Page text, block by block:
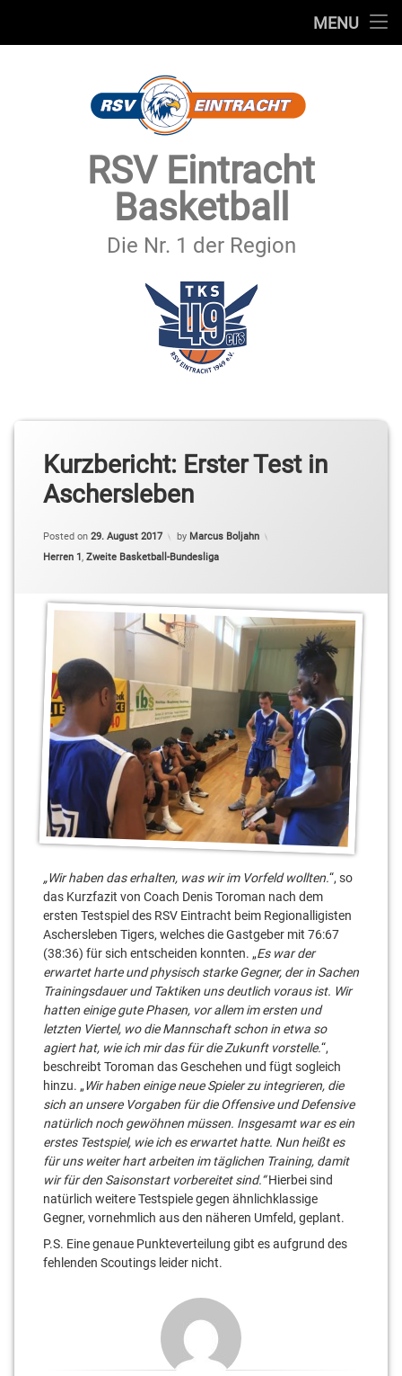
MENU
SECHSTER MANN
IMPRESSUM & DATENSCHUTZ
RSV Eintracht
Basketball
Die Nr. 1 der Region
Kurzbericht: Erster Test in
Aschersleben
Posted on 29. August 2017 by Marcus Boljahn
Categories:
Herren 1, Zweite Basketball-Bundesliga
„Wir haben das erhalten, was wir im Vorfeld wollten.“, so
das Kurzfazit von Coach Denis Toroman nach dem
ersten Testspiel des RSV Eintracht beim Regionalligisten
Aschersleben Tigers, welches die Gastgeber mit 76:67
(38:36) für sich entscheiden konnten. „Es war der
erwartet harte und physisch starke Gegner, der in Sachen
Trainingsdauer und Taktiken uns deutlich voraus ist. Wir
hatten einige gute Phasen, vor allem im ersten und
letzten Viertel, wo die Mannschaft schon in etwa so
agiert hat, wie ich mir das für die Zukunft vorstelle.“,
beschreibt Toroman das Geschehen und fügt sogleich
hinzu. „Wir haben einige neue Spieler zu integrieren, die
sich an unsere Vorgaben für die Offensive und Defensive
natürlich noch gewöhnen müssen. Insgesamt war es ein
erstes Testspiel, wie ich es erwartet hatte. Nun heißt es
für uns weiter hart arbeiten im täglichen Training, damit
wir für den Saisonstart vorbereitet sind.“Hierbei sind
natürlich weitere Testspiele gegen ähnlichklassige
Gegner, vornehmlich aus den näheren Umfeld, geplant.
P.S. Eine genaue Punkteverteilung gibt es aufgrund des
fehlenden Scoutings leider nicht.